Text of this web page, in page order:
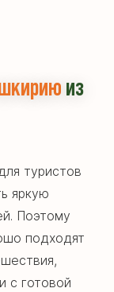
из
туристов
яркую
Поэтому
подходят
с готовой